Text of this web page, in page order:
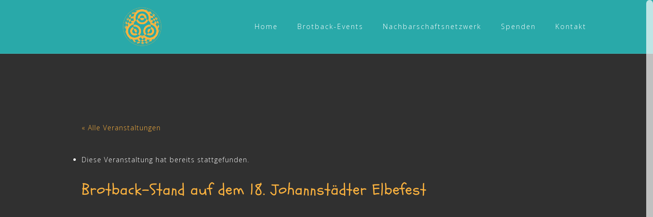
Home Brotback-Events Nachbarschaftsnetzwerk Spenden Kontakt
« Alle Veranstaltungen
Diese Veranstaltung hat bereits stattgefunden.
Brotback-Stand auf dem 18. Johannstädter Elbefest